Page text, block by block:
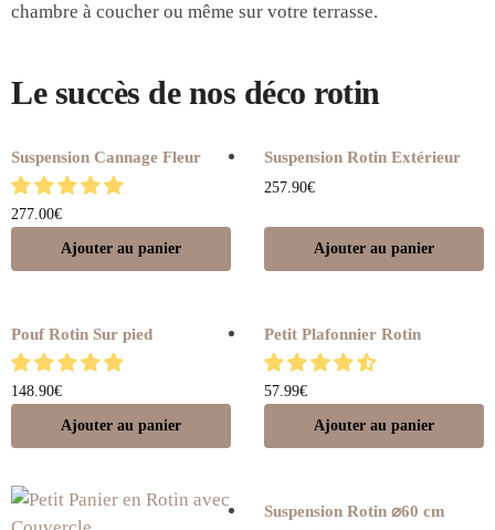
chambre à coucher ou même sur votre terrasse.
Le succès de nos déco rotin
Suspension Cannage Fleur
277.00€
Ajouter au panier
Suspension Rotin Extérieur
257.90€
Ajouter au panier
Pouf Rotin Sur pied
148.90€
Ajouter au panier
Petit Plafonnier Rotin
57.99€
Ajouter au panier
Suspension Rotin ⌀60 cm